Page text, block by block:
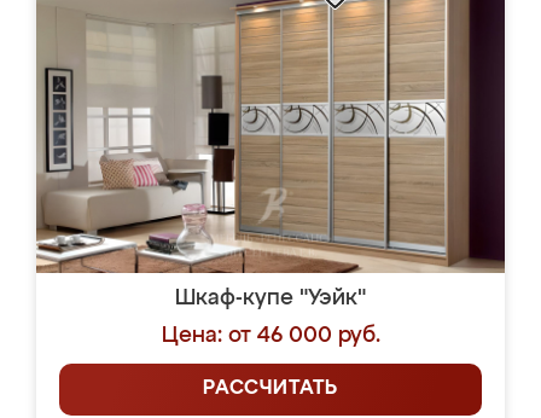
Шкаф-купе "Уэйк"
Цена: от 46 000 руб.
РАССЧИТАТЬ